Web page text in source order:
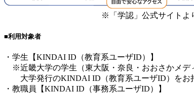
※「学認」公式サイトより
■利用対象者
・学生【KINDAI ID（教育系ユーザID）】
※近畿大学の学生（東大阪・奈良・おおさかメデ
大学発行のKINDAI ID（教育系ユーザID）をお
・教職員【KINDAI ID（事務系ユーザID）】